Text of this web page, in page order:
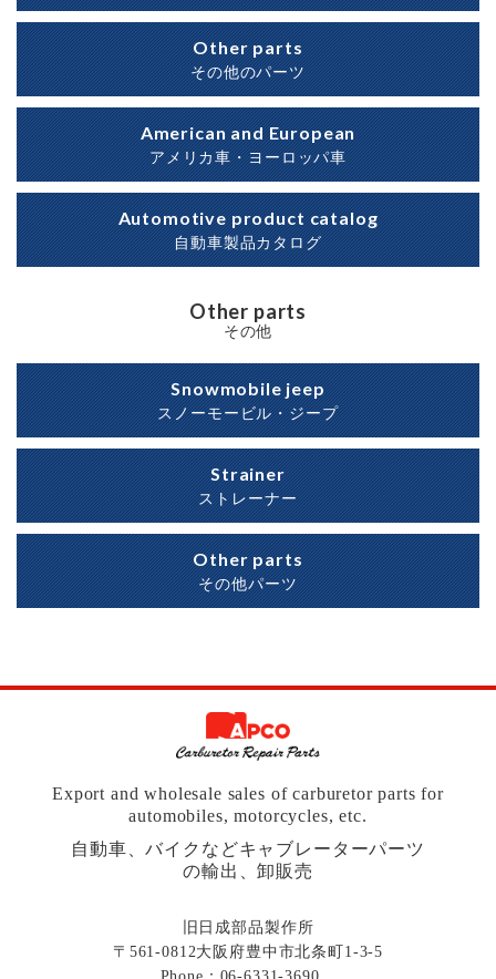
Other parts
その他のパーツ
American and European
アメリカ車・ヨーロッパ車
Automotive product catalog
自動車製品カタログ
Other parts
その他
Snowmobile jeep
スノーモービル・ジープ
Strainer
ストレーナー
Other parts
その他パーツ
Export and wholesale sales of carburetor parts for
automobiles, motorcycles, etc.
自動車、バイクなどキャブレーターパーツ
の輸出、卸販売
旧日成部品製作所
〒561-0812大阪府豊中市北条町1-3-5